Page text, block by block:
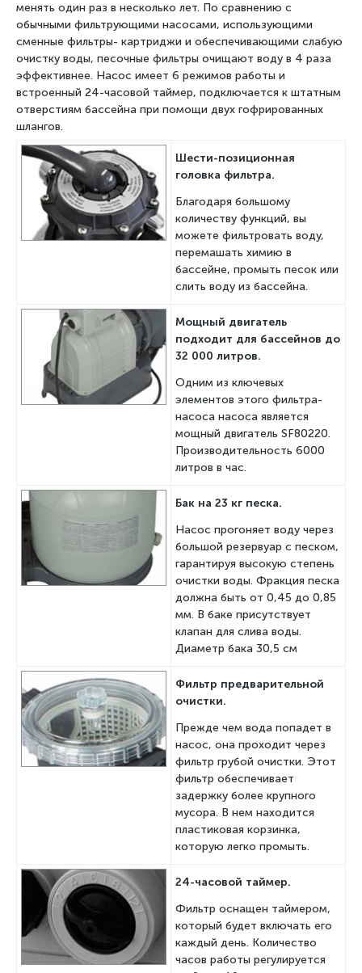
менять один раз в несколько лет. По сравнению с
обычными фильтрующими насосами, использующими
сменные фильтры- картриджи и обеспечивающими слабую
очистку воды, песочные фильтры очищают воду в 4 раза
эффективнее. Насос имеет 6 режимов работы и
встроенный 24-часовой таймер, подключается к штатным
отверстиям бассейна при помощи двух гофрированных
шлангов.
Шести-позиционная
головка фильтра.
Благодаря большому
количеству функций, вы
можете фильтровать воду,
перемашать химию в
бассейне, промыть песок или
слить воду из бассейна.
Мощный двигатель
подходит для бассейнов до
32 000 литров.
Одним из ключевых
элементов этого фильтра-
насоса насоса является
мощный двигатель SF80220.
Производительность 6000
литров в час.
Бак на 23 кг песка.
Насос прогоняет воду через
большой резервуар с песком,
гарантируя высокую степень
очистки воды. Фракция песка
должна быть от 0,45 до 0,85
мм. В баке присутствует
клапан для слива воды.
Диаметр бака 30,5 см
Фильтр предварительной
очистки.
Прежде чем вода попадет в
насос, она проходит через
фильтр грубой очистки. Этот
фильтр обеспечивает
задержку более крупного
мусора. В нем находится
пластиковая корзинка,
которую легко промыть.
24-часовой таймер.
Фильтр оснащен таймером,
который будет включать его
каждый день. Количество
часов работы регулируется